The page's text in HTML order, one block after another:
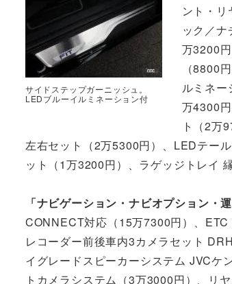
サイドステップガーニッシュ。
LEDブルーイルミネーション付
ント・
ック／
万3200
（8800
ルミネ
万4300
ト（2万
左右セット（2万5300円）、LEDテー
ット（1万3200円）、ラゲッジトレイ
「ナビゲーション・ナビオプション・運
CONNECT対応（15万7300円）、
レコーダー前後車内3カメラセット
イグレードスピーカーシステム JVCケ
トカメラシステム（3万3000円）、リ